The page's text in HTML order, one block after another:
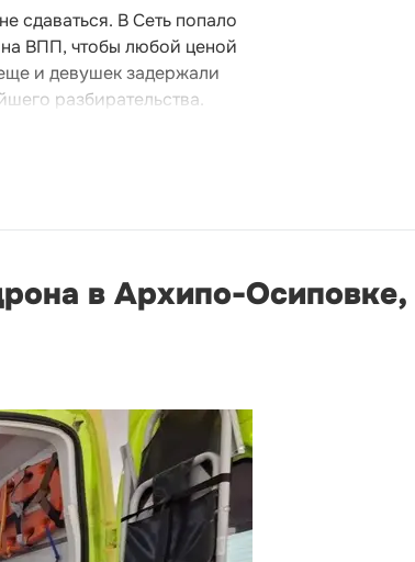
сдаваться. В Сеть попало
на ВПП, чтобы любой ценой
и девушек задержали
разбирательства.
в Архипо-Осиповке,